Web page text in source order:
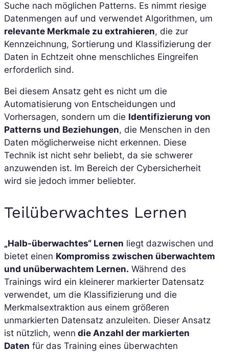
Suche nach möglichen Patterns. Es nimmt riesige
Datenmengen auf und verwendet Algorithmen, um
relevante Merkmale zu extrahieren, die zur
Kennzeichnung, Sortierung und Klassifizierung der
Daten in Echtzeit ohne menschliches Eingreifen
erforderlich sind.
Bei diesem Ansatz geht es nicht um die
Automatisierung von Entscheidungen und
Vorhersagen, sondern um die Identifizierung von
Patterns und Beziehungen, die Menschen in den
Daten möglicherweise nicht erkennen. Diese
Technik ist nicht sehr beliebt, da sie schwerer
anzuwenden ist. Im Bereich der Cybersicherheit
wird sie jedoch immer beliebter.
Teilüberwachtes Lernen
„Halb-überwachtes“ Lernen liegt dazwischen und
bietet einen Kompromiss zwischen überwachtem
und unüberwachtem Lernen. Während des
Trainings wird ein kleinerer markierter Datensatz
verwendet, um die Klassifizierung und die
Merkmalsextraktion aus einem größeren
unmarkierten Datensatz anzuleiten. Dieser Ansatz
ist nützlich, wenn die Anzahl der markierten
Daten für das Training eines überwachten